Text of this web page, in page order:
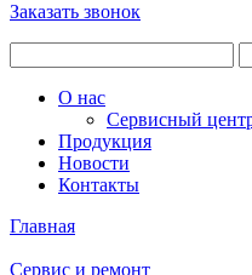
Заказать звонок
О нас
Сервисный
Продукция
Новости
Контакты
Главная
Сервис и ремонт